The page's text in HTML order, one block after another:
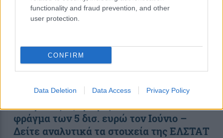
functionality and fraud prevention, and other
user protection.
CONFIRM
Data Deletion Data Access Privacy Policy
φράγμα των 5 δισ. ευρώ τον Ιούνιο –
Δείτε αναλυτικά τα στοιχεία της ΕΛΣΤΑΤ